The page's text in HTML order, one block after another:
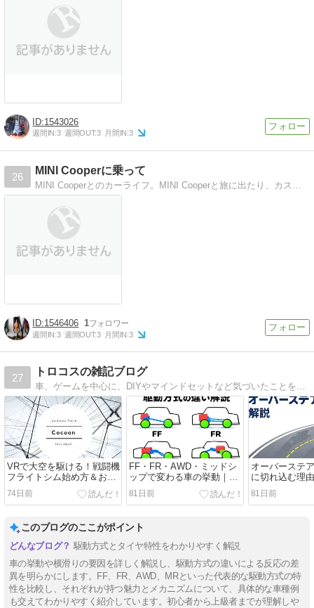
1543026
週間IN:3 週間OUT:3 月間IN:3
26
MINI Cooperに乗って
1546406 1
週間IN:3 週間OUT:3 月間IN:3
27
トロコスの雑記ブログ
VRで大空を駆ける！戦闘機
フライトシム始め方＆おす
すめゲーム完全ガイド
74日前
FF・FR・AWD・ミッドシ
ップで変わる車の挙動｜ア
ンダーステア／オーバース
テアの違いを解説
81日前
オーバーステ
に切れ込む理
ーステアの基本
81日前
このブログのここがポイント
駆動方式とタイヤ特性をわかりやすく解説
車の挙動や横滑りの要因を詳しく解説し、駆動方式の違いによる反応の差
異を明らかにします。FF、FR、AWD、MRといった代表的な駆動方式の特
性を比較し、それぞれが持つ魅力とメカニズムについて、具体的な車種例
も交えてわかりやすく紹介しています。初心者から上級者までが理解しや